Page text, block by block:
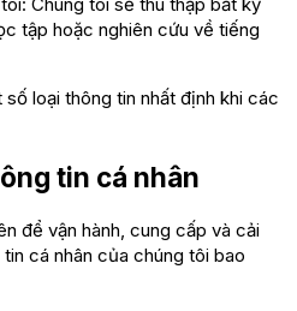
tập hoặc nghiên cứu về tiếng
loại thông tin nhất định khi các
tin cá nhân
để vận hành, cung cấp và cải
cá nhân của chúng tôi bao